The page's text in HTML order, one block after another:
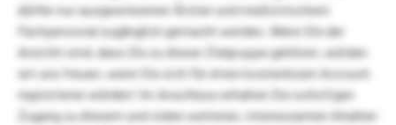
dürfen nur ausgewiesenen Ärzten und medizinischem
Fachpersonal zugänglich gemacht werden. Wenn Sie der
Ansicht sind, dass Sie zu dieser Zielgruppe gehören, würden
wir uns freuen, wenn Sie sich für einen kostenlosen Account
registrieren würden! Im Anschluss erhalten Sie sofortigen
Zugang zu diesem und vielen weiteren, interessanten Inhalten